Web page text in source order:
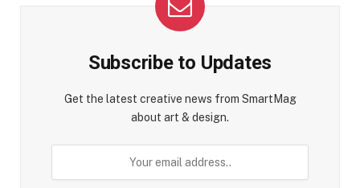
Subscribe to Updates
Get the latest creative news from SmartMag
about art & design.